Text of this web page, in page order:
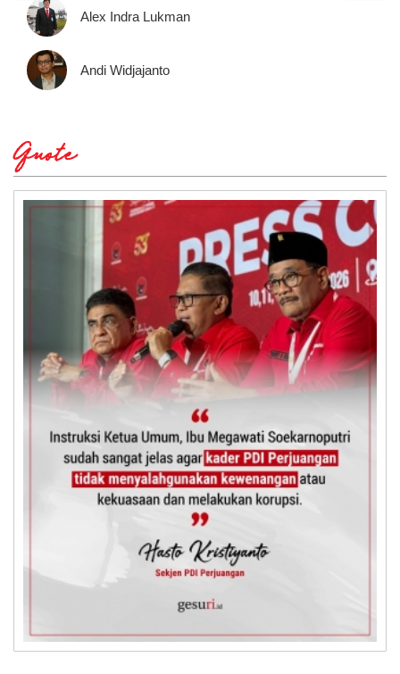
Alex Indra Lukman
Andi Widjajanto
Quote